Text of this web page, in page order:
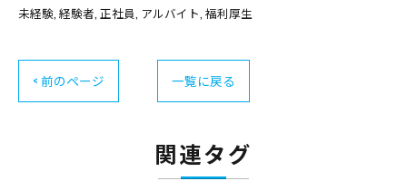
未経験 経験者 正社員 アルバイト 福利厚生
< 前のページ 一覧に戻る
関連タグ